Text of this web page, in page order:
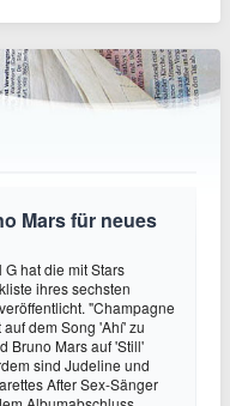
Mars für neues
G hat die mit Stars
ihres sechsten
"Champagne
dem Song 'Ahí' zu
Bruno Mars auf 'Still'
sind Judeline und
After Sex-Sänger